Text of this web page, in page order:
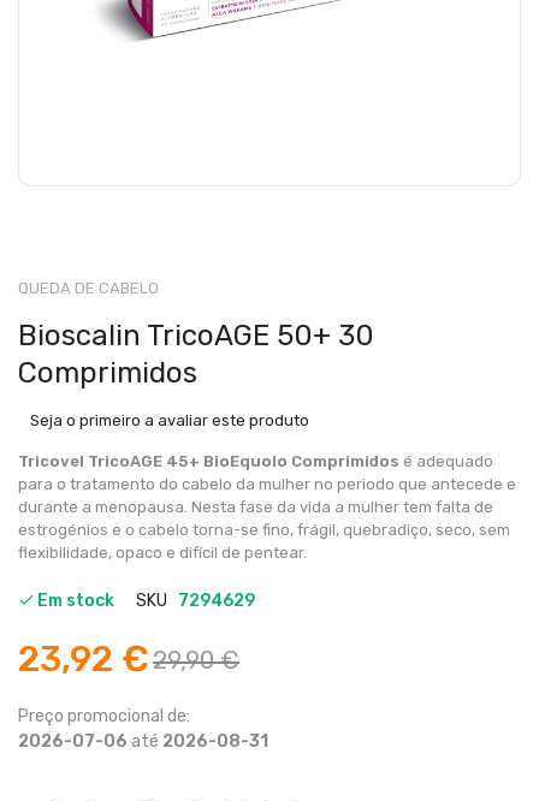
QUEDA DE CABELO
Bioscalin TricoAGE 50+ 30
Comprimidos
Seja o primeiro a avaliar este produto
Tricovel TricoAGE 45+ BioEquolo Comprimidos é adequado
para o tratamento do cabelo da mulher no periodo que antecede e
durante a menopausa. Nesta fase da vida a mulher tem falta de
estrogénios e o cabelo torna-se fino, frágil, quebradiço, seco, sem
flexibilidade, opaco e difícil de pentear.
Em stock SKU 7294629
23,92 €29,90 €
Preço promocional de:
2026-07-06 até 2026-08-31